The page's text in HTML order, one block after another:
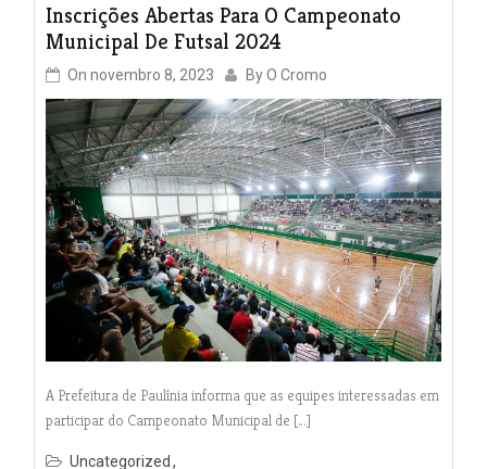
Inscrições Abertas Para O Campeonato
Municipal De Futsal 2024
On novembro 8, 2023 ByO Cromo
A Prefeitura de Paulínia informa que as equipes interessadas em
participar do Campeonato Municipal de […]
Uncategorized